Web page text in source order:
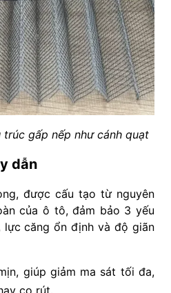
gấp nếp như cánh quạt
dẫn
được cấu tạo từ nguyên
của ô tô, đảm bảo 3 yếu
căng ổn định và độ giãn
giúp giảm ma sát tối đa,